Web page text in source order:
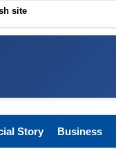
site
Story Business